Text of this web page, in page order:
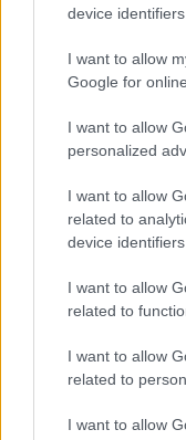
device identifiers
I want to allow
Google for
I want to allow
personalized
I want to allow
related to
device identifiers
I want to allow
related to
I want to allow
related to
I want to allow
Győrben is volt
hídnak, a néhai
nevén "Böske"
egykor.hu/gyor/
Itt a "testvér"
az Erzsébet-híd
anyagokból épült,
igyekeztek a Bp.-i
megjelenést
műszaki
sávos közúti
mellett, a révfalui
immár nem
minden, de
egykor.hu/